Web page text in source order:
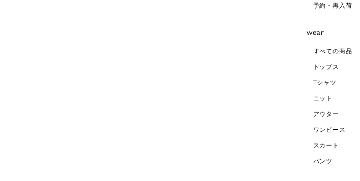
予約・再入荷
wear
すべての商品
トップス
Tシャツ
ニット
アウター
ワンピース
スカート
パンツ